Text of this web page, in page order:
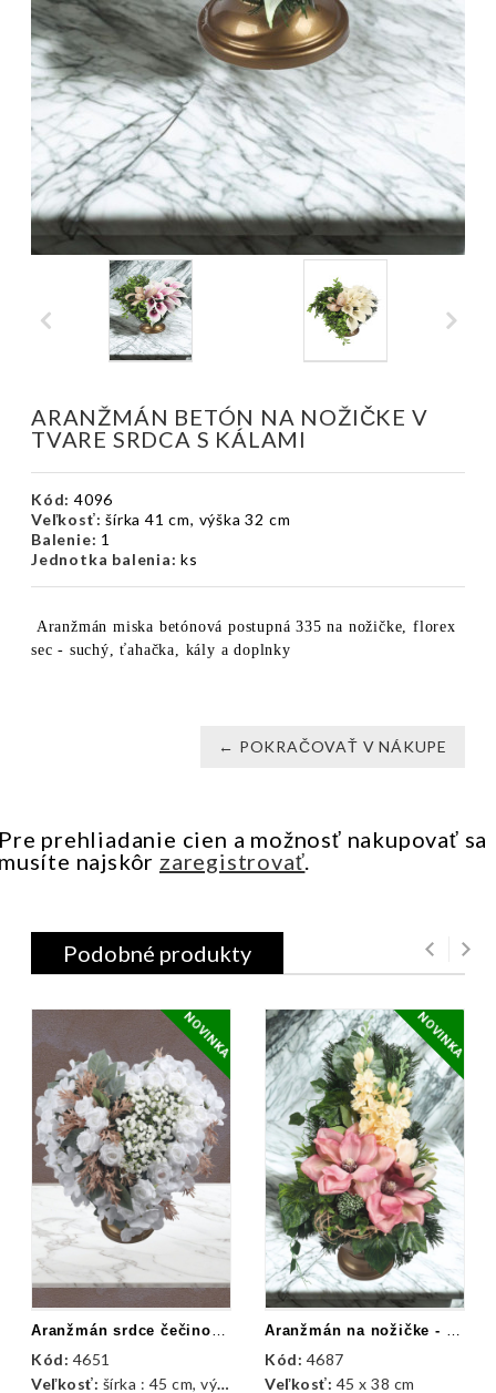
ARANŽMÁN BETÓN NA NOŽIČKE V
TVARE SRDCA S KÁLAMI
Kód: 4096
Veľkosť:šírka 41 cm, výška 32 cm
Balenie: 1
Jednotka balenia:ks
Aranžmán miska betónová postupná 335 na nožičke, florex
sec - suchý, ťahačka, kály a doplnky
← POKRAČOVAŤ V NÁKUPE
prehliadanie cien a možnosť nakupovať sa
najskôr zaregistrovať.
Podobné produkty
NOVINKA
Aranžmán srdce čečinové v betóne - hortenzie, ružičky
Kód: 4651
Veľkosť: šírka : 45 cm, výška : 38 cm
NOVINKA
Aranžmán na nožičke - delfínium, magnólie
Kód: 4687
Veľkosť: 45 x 38 cm